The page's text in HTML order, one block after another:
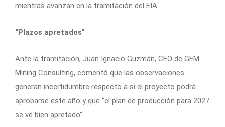
mientras avanzan en la tramitación del EIA.
“Plazos apretados”
Ante la tramitación, Juan Ignacio Guzmán, CEO de GEM
Mining Consulting, comentó que las observaciones
generan incertidumbre respecto a si el proyecto podrá
aprobarse este año y que “el plan de producción para 2027
se ve bien apretado”.